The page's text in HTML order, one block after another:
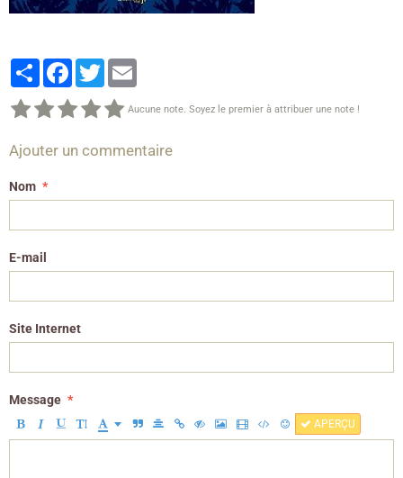
PartagerFacebook
Twitter
Aucune note. Soyez le premier à attribuer une note !
Ajouter un commentaire
Nom
E-mail
Site Internet
Message
APERÇU